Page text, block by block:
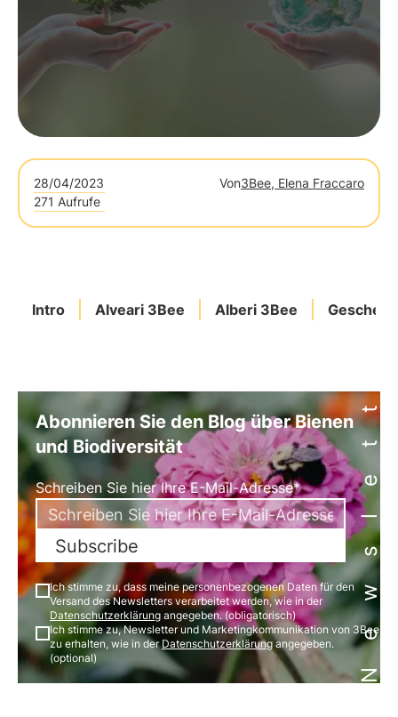
Geschenk für Ihre Mutter
28/04/2023 Von3Bee, Elena Fraccaro
271 Aufrufe
Intro Alveari 3Bee Alberi 3Bee Geschenk
Newsletter
Abonnieren Sie den Blog über Bienen
und Biodiversität
Schreiben Sie hier Ihre E-Mail-Adresse*
Subscribe
Ich stimme zu, dass meine personenbezogenen Daten für den
Versand des Newsletters verarbeitet werden, wie in der
Datenschutzerklärung angegeben. (obligatorisch)
Ich stimme zu, Newsletter und Marketingkommunikation von 3Bee
zu erhalten, wie in derDatenschutzerklärungangegeben.
(optional)